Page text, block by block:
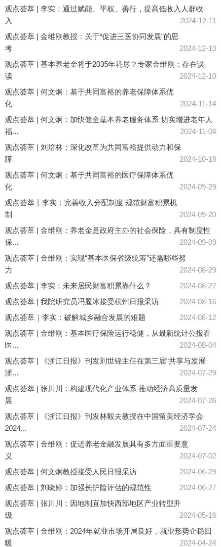
观点荟萃 | 李实：通过赋能、平权、善行，提高低收入人群收
入
2024-12-11
观点荟萃 | 金维刚教授：关于“促进三医协同发展”的思
考
2024-12-10
观点荟萃 | 基本养老金将于2035年耗尽？专家金维刚：存在误
读
2024-12-10
观点荟萃 | 何文炯：基于共同富裕的养老保障体系优
化
2024-11-14
观点荟萃 | 何文炯：加快健全基本养老服务体系 切实增进老年人
福...
2024-11-04
观点荟萃 | 刘培林：深化改革为共同富裕提供动力和保
障
2024-10-18
观点荟萃 | 何文炯：基于共同富裕的医疗保障体系优
化
2024-09-29
观点荟萃丨李实：完善收入分配制度 规范财富积累机
制
2024-09-20
观点荟萃 | 金维刚：养老金是政府主办的社会保险，具有制度性
保...
2024-09-09
观点荟萃 | 金维刚：实现“基本医保省级统筹”还需哪些努
力
2024-08-29
观点荟萃 | 李实：未来居民财富积累靠什么？
2024-08-27
观点荟萃 | 我院研究员冯履冰接受杭州日报采访
2024-08-16
观点荟萃｜李实：破解城乡融合发展的难题
2024-08-12
观点荟萃 | 金维刚：基本医疗保险运行稳健，从最新统计公报看
医...
2024-08-04
观点荟萃 | 《浙江日报》刊发刘世锦主任在第三届“共享与发展·
浙...
2024-07-29
观点荟萃 | 张川川：构建现代化产业体系 推动经济高质量发
展
2024-07-26
观点荟萃 | 《浙江日报》刊发林毅夫教授在中国留美经济学会
2024...
2024-07-24
观点荟萃 | 金维刚：促进养老金融发展具有多方面重要意
义
2024-07-02
观点荟萃 | 何文炯教授接受人民日报采访
2024-06-29
观点荟萃 | 刘晓婷：加强长护险评估的规范性
2024-06-27
观点荟萃 | 张川川：因地制宜加快西部地区产业转型升
级
2024-05-16
观点荟萃 | 金维刚：2024年就业市场开局良好，就业形势企稳回
暖
2024-04-24